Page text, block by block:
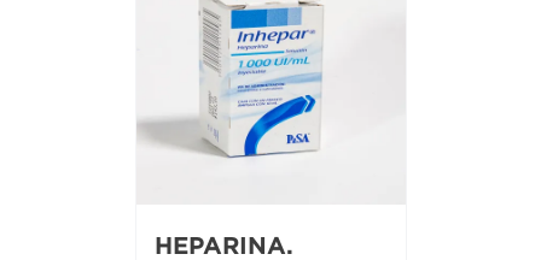
HEPARINA.